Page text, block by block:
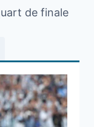
de finale